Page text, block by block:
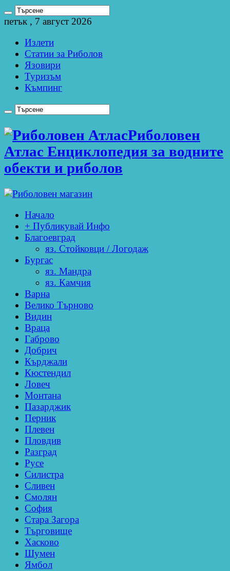
петък , 7 август 2026
Излети
Статии за Риболов
Язовири
Туризъм
Къмпинг
Риболовен
Атлас Енциклопедия за водните
обекти и риболов
Начало
+ Публикувай Инфо
Благоевград
яз. Стойковци / Логодаж
Бургас
яз. Мандра
яз. Камчия
Варна
Велико Търново
Видин
Враца
Габрово
Добрич
Кърджали
Кюстендил
Ловеч
Монтана
Пазарджик
Перник
Плевен
Пловдив
Разград
Русе
Силистра
Сливен
Смолян
София
Стара Загора
Търговище
Хасково
Шумен
Ямбол